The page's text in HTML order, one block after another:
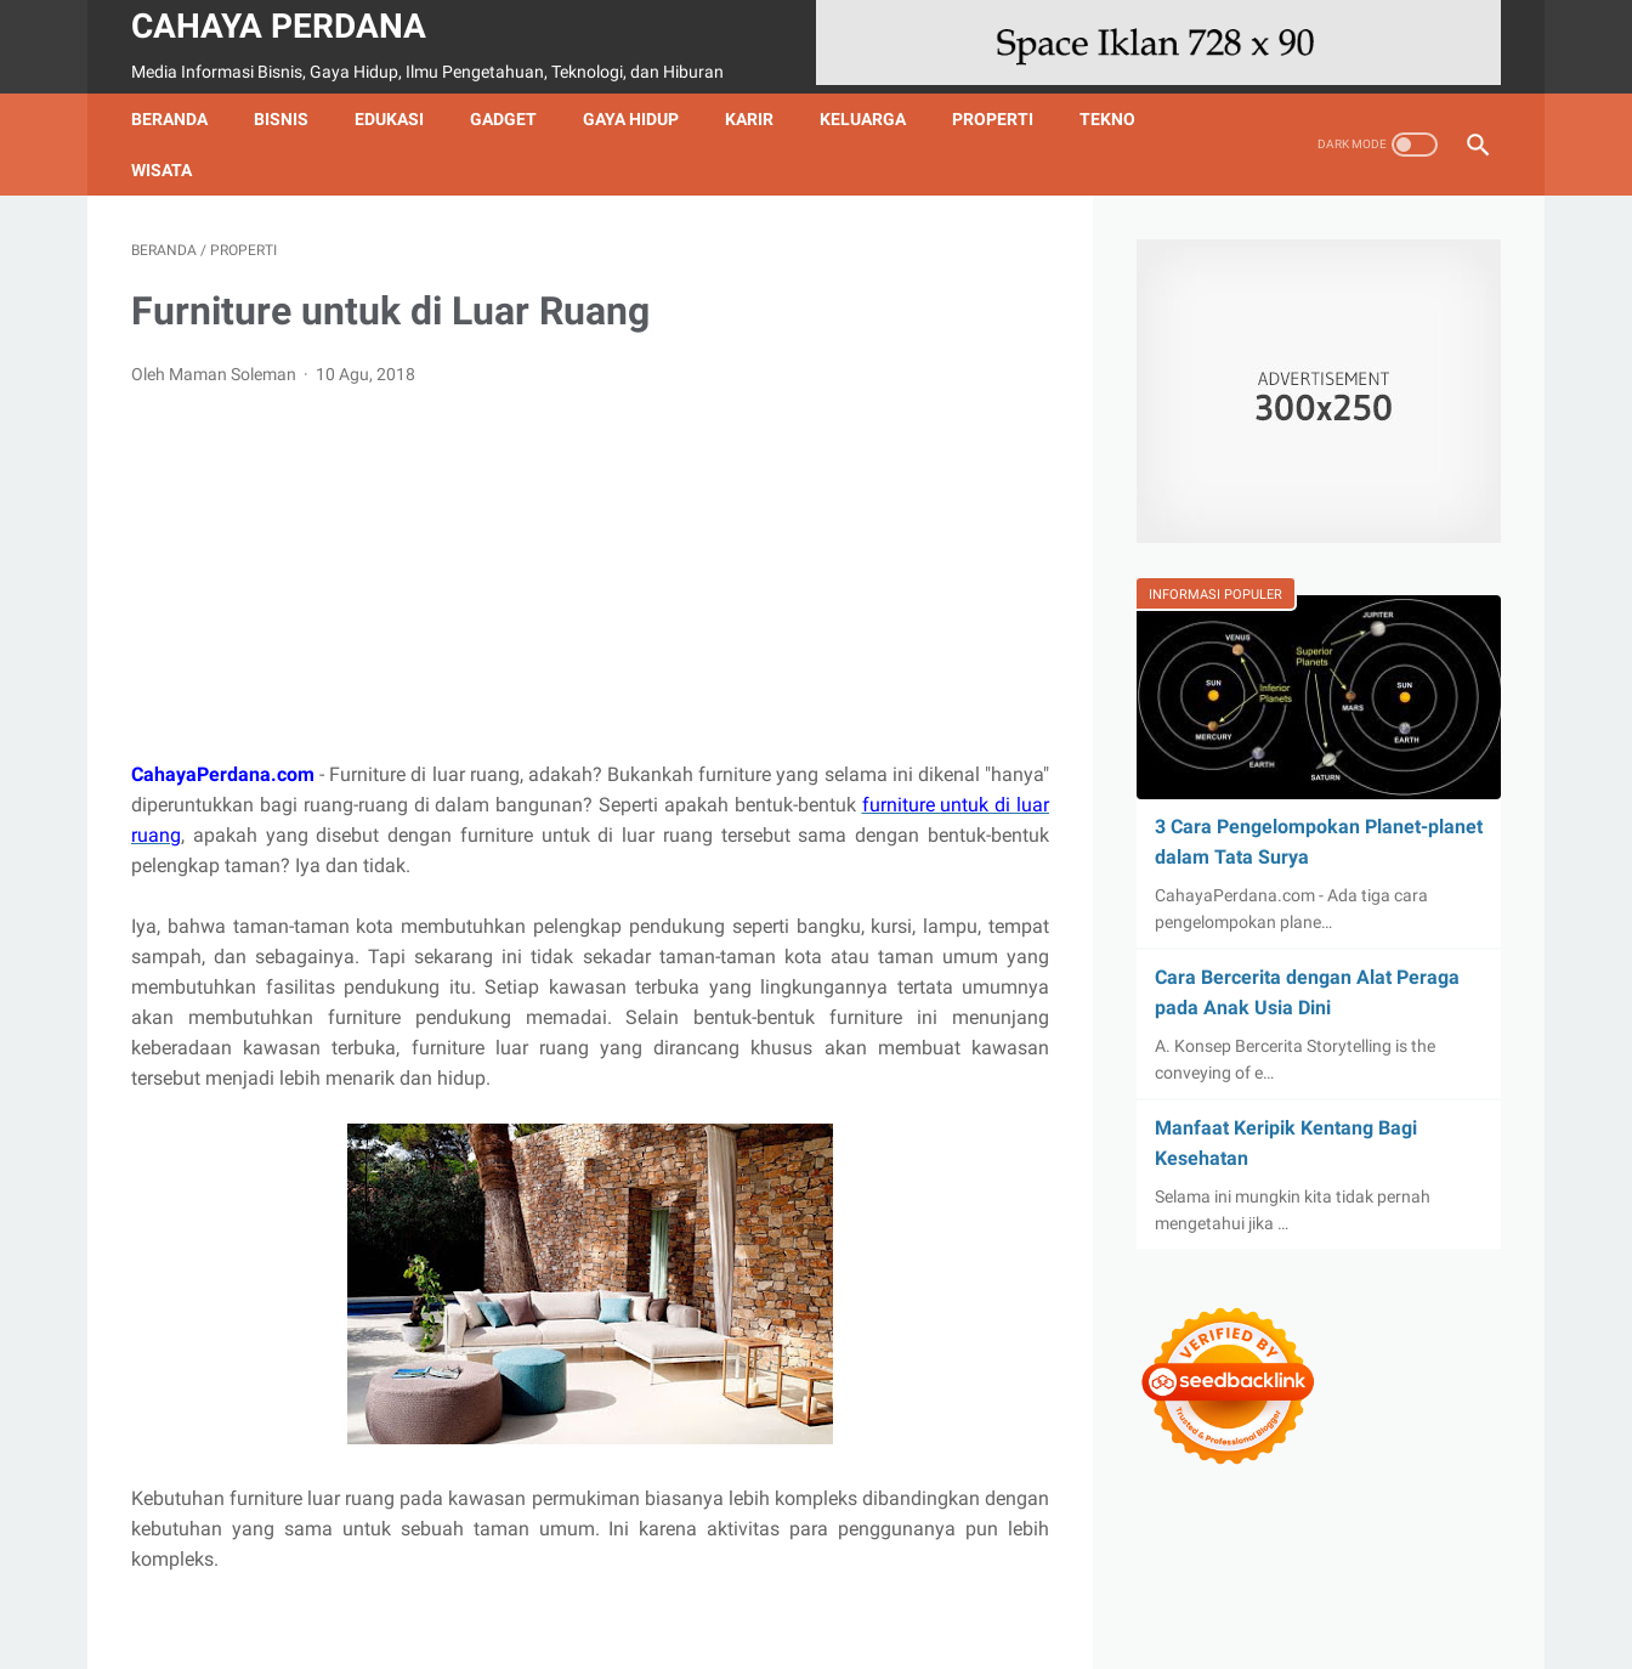
CAHAYA PERDANA
Media Informasi Bisnis, Gaya Hidup, Ilmu Pengetahuan, Teknologi, dan Hiburan
BERANDA BISNIS EDUKASI GADGET GAYA HIDUP KARIR KELUARGA PROPERTI TEKNO
WISATA
BERANDA / PROPERTI
Furniture untuk di Luar Ruang
Oleh Maman Soleman 10 Agu, 2018
CahayaPerdana.com - Furniture di luar ruang, adakah? Bukankah furniture yang selama ini dikenal "hanya"
diperuntukkan bagi ruang-ruang di dalam bangunan? Seperti apakah bentuk-bentuk furniture untuk di luar
ruang, apakah yang disebut dengan furniture untuk di luar ruang tersebut sama dengan bentuk-bentuk
pelengkap taman? Iya dan tidak.
Iya, bahwa taman-taman kota membutuhkan pelengkap pendukung seperti bangku, kursi, lampu, tempat
sampah, dan sebagainya. Tapi sekarang ini tidak sekadar taman-taman kota atau taman umum yang
membutuhkan fasilitas pendukung itu. Setiap kawasan terbuka yang lingkungannya tertata umumnya
akan membutuhkan furniture pendukung memadai. Selain bentuk-bentuk furniture ini menunjang
keberadaan kawasan terbuka, furniture luar ruang yang dirancang khusus akan membuat kawasan
tersebut menjadi lebih menarik dan hidup.
Kebutuhan furniture luar ruang pada kawasan permukiman biasanya lebih kompleks dibandingkan dengan
kebutuhan yang sama untuk sebuah taman umum. Ini karena aktivitas para penggunanya pun lebih
kompleks.
INFORMASI POPULER
3 Cara Pengelompokan Planet-planet
dalam Tata Surya
CahayaPerdana.com - Ada tiga cara
pengelompokan plane…
Cara Bercerita dengan Alat Peraga
pada Anak Usia Dini
A. Konsep Bercerita Storytelling is the
conveying of e…
Manfaat Keripik Kentang Bagi
Kesehatan
Selama ini mungkin kita tidak pernah
mengetahui jika …